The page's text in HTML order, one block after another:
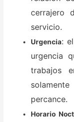
cerrajero
servicio.
Urgencia:
urgencia
trabajos
percance.
Horario